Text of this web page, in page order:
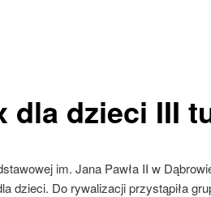
dla dzieci III
im. Jana Pawła II w
dzieci. Do rywalizacji przystąpiła